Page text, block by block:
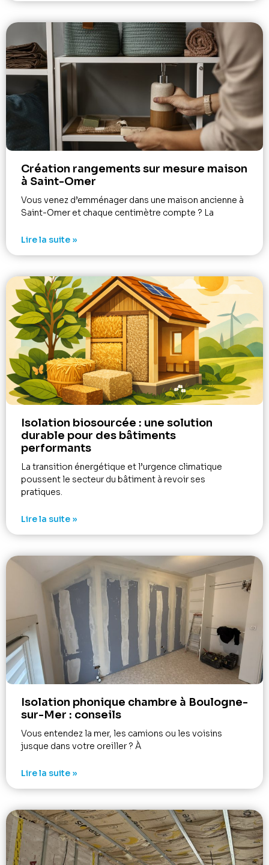
Création rangements sur mesure maison
à Saint-Omer
Vous venez d’emménager dans une maison ancienne à
Saint-Omer et chaque centimètre compte ? La
Lire la suite »
Isolation biosourcée : une solution
durable pour des bâtiments
performants
La transition énergétique et l’urgence climatique
poussent le secteur du bâtiment à revoir ses
pratiques.
Lire la suite »
Isolation phonique chambre à Boulogne-
sur-Mer : conseils
Vous entendez la mer, les camions ou les voisins
jusque dans votre oreiller ? À
Lire la suite »